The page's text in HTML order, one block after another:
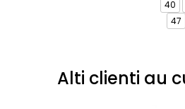
40
47
Alti clienti au